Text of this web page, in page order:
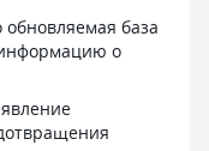
обновляемая база
о